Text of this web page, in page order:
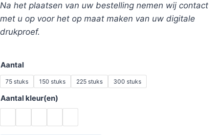
Na het plaatsen van uw bestelling nemen wij contact
met u op voor het op maat maken van uw digitale
drukproef.
Aantal
75 stuks 150 stuks 225 stuks 300 stuks
Aantal kleur(en)